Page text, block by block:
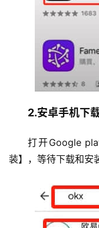
2.安卓手机下
打开Google
装】，等待下载和安